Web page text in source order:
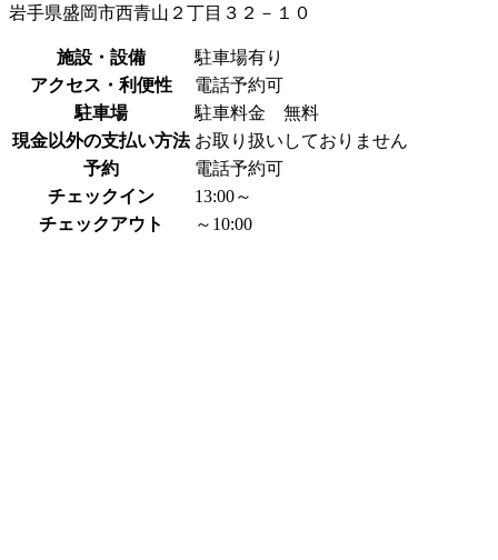
岩手県盛岡市西青山２丁目３２－１０
施設・設備
駐車場有り
アクセス・利便性
電話予約可
駐車場
駐車料金 無料
現金以外の支払い方法 お取り扱いしておりません
予約
電話予約可
チェックイン
13:00～
チェックアウト
～10:00